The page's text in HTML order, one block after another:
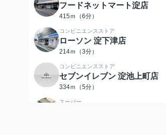
フードネットマート淀店
415ｍ（6分）
コンビニエンスストア
ローソン 淀下津店
214ｍ（3分）
コンビニエンスストア
セブンイレブン 淀池上町店
334ｍ（5分）
スーパー